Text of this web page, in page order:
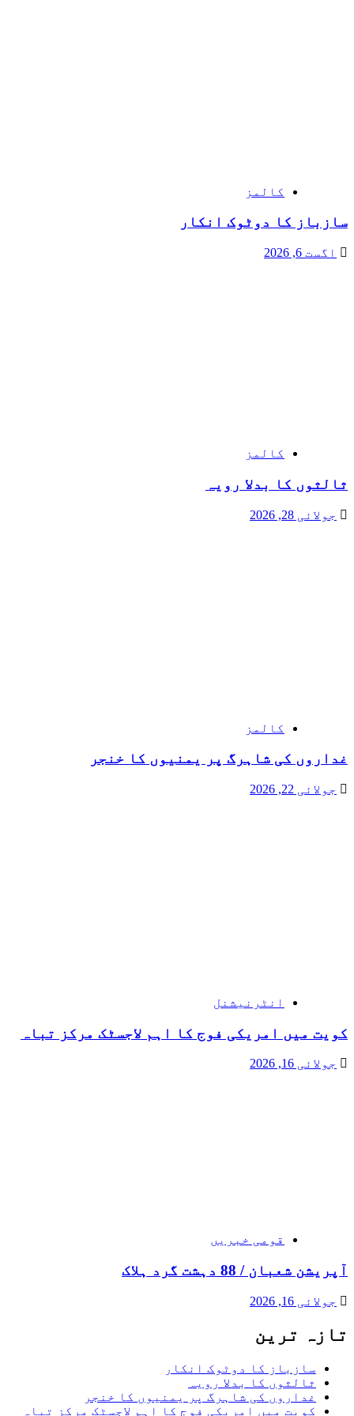
کالمز
سازباز کا دوٹوک انکار
اگست 6, 2026
کالمز
ثالثوں کا بدلا رویہ
جولائی 28, 2026
کالمز
غداروں کی شاہرگ پر یمنیوں کا خنجر
جولائی 22, 2026
انٹرنیشنل
کویت میں امریکی فوج کا اہم لاجسٹک مرکز تباہ
جولائی 16, 2026
قومی خبریں
آپریشن شعبان / 88 دہشت گرد ہلاک
جولائی 16, 2026
تازہ ترین
سازباز کا دوٹوک انکار
ثالثوں کا بدلا رویہ
غداروں کی شاہرگ پر یمنیوں کا خنجر
کویت میں امریکی فوج کا اہم لاجسٹک مرکز تباہ